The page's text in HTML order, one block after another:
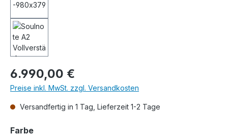
Regulärer Preis:
6.990,00 €
Preise inkl. MwSt. zzgl. Versandkosten
Versandfertig in 1 Tag, Lieferzeit 1-2 Tage
Farbeauswählen